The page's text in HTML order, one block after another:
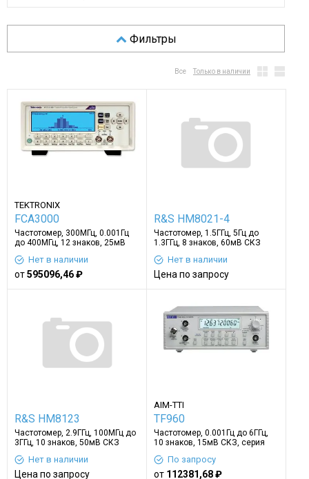
Фильтры
Все Только в наличии
TEKTRONIX
FCA3000
Частотомер, 300МГц, 0.001Гц
до 400МГц, 12 знаков, 25мВ
Нет в наличии
от595096,46 ₽
R&S HM8021-4
Частотомер, 1.5ГГц, 5Гц до
1.3ГГц, 8 знаков, 60мВ СКЗ
Нет в наличии
Цена по запросу
R&S HM8123
Частотомер, 2.9ГГц, 100MГц до
3ГГц, 10 знаков, 50мВ СКЗ
Нет в наличии
Цена по запросу
AIM-TTI
TF960
Частотомер, 0.001Гц до 6ГГц,
10 знаков, 15мВ СКЗ, серия
По запросу
от112381,68 ₽